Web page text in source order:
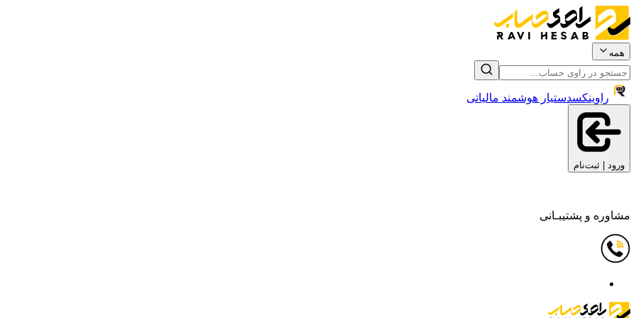
همه
راوینکسدستیار هوشمند مالیاتی
ورود | ثبت‌نام
مشاوره و پشتیبـانی